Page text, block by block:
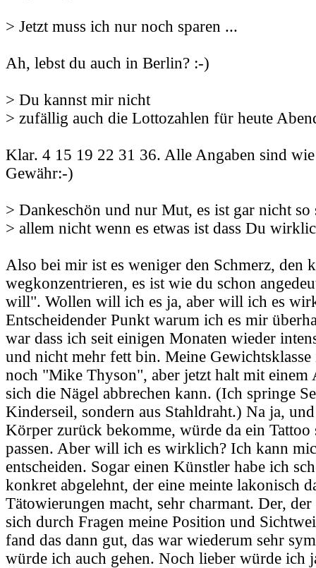
> Jetzt muss ich nur noch sparen ...
Ah, lebst du auch in Berlin? :-)
> Du kannst mir nicht
> zufällig auch die Lottozahlen für heute
Klar. 4 15 19 22 31 36. Alle Angaben sind
Gewähr:-)
> Dankeschön und nur Mut, es ist gar nicht
> allem nicht wenn es etwas ist dass Du
Also bei mir ist es weniger den Schmerz, den
wegkonzentrieren, es ist wie du schon
will". Wollen will ich es ja, aber will ich es
Entscheidender Punkt warum ich es mir
war dass ich seit einigen Monaten wieder
und nicht mehr fett bin. Meine
noch "Mike Thyson", aber jetzt halt mit einem
sich die Nägel abbrechen kann. (Ich springe
Kinderseil, sondern aus Stahldraht.) Na ja,
Körper zurück bekomme, würde da ein Tattoo
passen. Aber will ich es wirklich? Ich kann
entscheiden. Sogar einen Künstler habe ich
konkret abgelehnt, der eine meinte lakonisch
Tätowierungen macht, sehr charmant. Der,
sich durch Fragen meine Position und
fand das dann gut, das war wiederum sehr
würde ich auch gehen. Noch lieber würde ich